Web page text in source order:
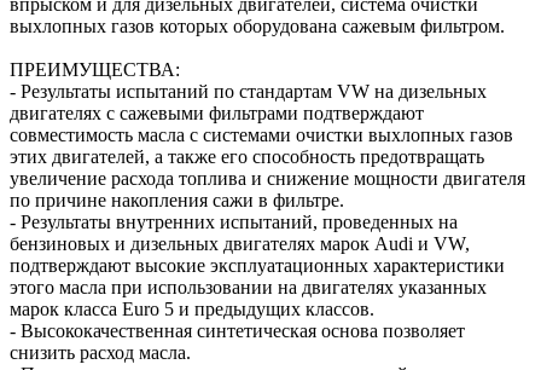
выхлопных газов которых оборудована сажевым фильтром.
ПРЕИМУЩЕСТВА:
- Результаты испытаний по стандартам VW на дизельных
двигателях с сажевыми фильтрами подтверждают
совместимость масла с системами очистки выхлопных газов
этих двигателей, а также его способность предотвращать
увеличение расхода топлива и снижение мощности двигателя
по причине накопления сажи в фильтре.
- Результаты внутренних испытаний, проведенных на
бензиновых и дизельных двигателях марок Audi и VW,
подтверждают высокие эксплуатационных характеристики
этого масла при использовании на двигателях указанных
марок класса Euro 5 и предыдущих классов.
- Высококачественная синтетическая основа позволяет
снизить расход масла.